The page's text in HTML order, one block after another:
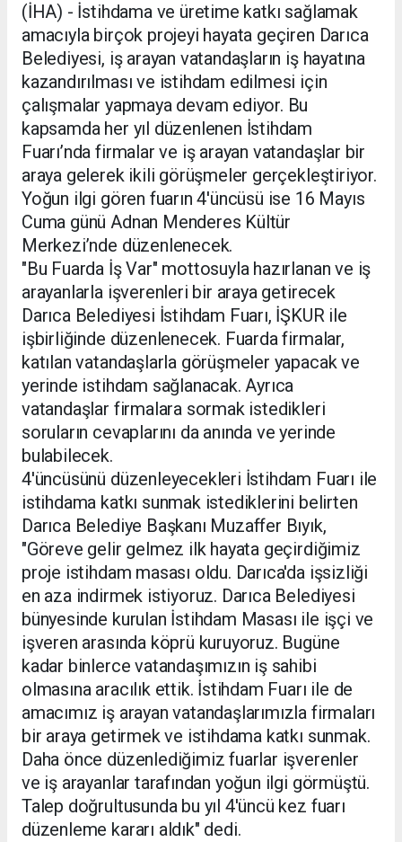
(İHA) - İstihdama ve üretime katkı sağlamak
amacıyla birçok projeyi hayata geçiren Darıca
Belediyesi, iş arayan vatandaşların iş hayatına
kazandırılması ve istihdam edilmesi için
çalışmalar yapmaya devam ediyor. Bu
kapsamda her yıl düzenlenen İstihdam
Fuarı’nda firmalar ve iş arayan vatandaşlar bir
araya gelerek ikili görüşmeler gerçekleştiriyor.
Yoğun ilgi gören fuarın 4'üncüsü ise 16 Mayıs
Cuma günü Adnan Menderes Kültür
Merkezi’nde düzenlenecek.
"Bu Fuarda İş Var" mottosuyla hazırlanan ve iş
arayanlarla işverenleri bir araya getirecek
Darıca Belediyesi İstihdam Fuarı, İŞKUR ile
işbirliğinde düzenlenecek. Fuarda firmalar,
katılan vatandaşlarla görüşmeler yapacak ve
yerinde istihdam sağlanacak. Ayrıca
vatandaşlar firmalara sormak istedikleri
soruların cevaplarını da anında ve yerinde
bulabilecek.
4'üncüsünü düzenleyecekleri İstihdam Fuarı ile
istihdama katkı sunmak istediklerini belirten
Darıca Belediye Başkanı Muzaffer Bıyık,
"Göreve gelir gelmez ilk hayata geçirdiğimiz
proje istihdam masası oldu. Darıca'da işsizliği
en aza indirmek istiyoruz. Darıca Belediyesi
bünyesinde kurulan İstihdam Masası ile işçi ve
işveren arasında köprü kuruyoruz. Bugüne
kadar binlerce vatandaşımızın iş sahibi
olmasına aracılık ettik. İstihdam Fuarı ile de
amacımız iş arayan vatandaşlarımızla firmaları
bir araya getirmek ve istihdama katkı sunmak.
Daha önce düzenlediğimiz fuarlar işverenler
ve iş arayanlar tarafından yoğun ilgi görmüştü.
Talep doğrultusunda bu yıl 4'üncü kez fuarı
düzenleme kararı aldık" dedi.